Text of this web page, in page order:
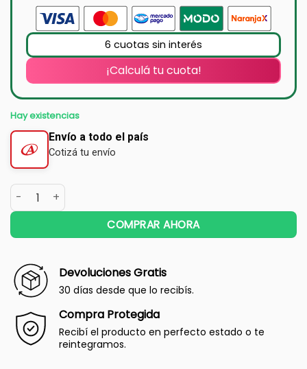
6 cuotas sin interés
¡Calculá tu cuota!
Hay existencias
Envío a todo el país
Cotizá tu envío
COMPRAR AHORA
Devoluciones Gratis
30 días desde que lo recibís.
Compra Protegida
Recibí el producto en perfecto estado o te
reintegramos.